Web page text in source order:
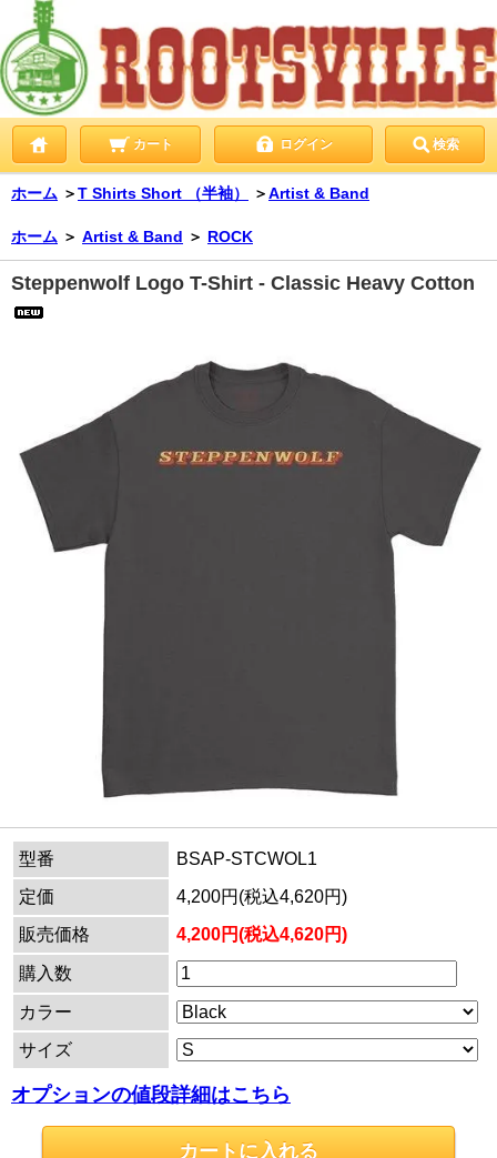
カート ログイン 検索
ホーム ＞T Shirts Short （半袖） ＞Artist & Band
ホーム ＞ Artist & Band ＞ ROCK
Steppenwolf Logo T-Shirt - Classic Heavy Cotton
型番
BSAP-STCWOL1
定価
4,200円(税込4,620円)
販売価格
4,200円(税込4,620円)
購入数
カラー
サイズ
オプションの値段詳細はこちら